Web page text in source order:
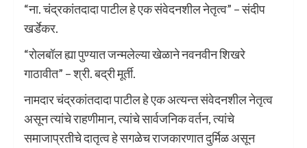
“ना. चंद्रकांतदादा पाटील हे एक संवेदनशील नेतृत्व” – संदीप
खर्डेकर.
“रोलबॉल ह्या पुण्यात जन्मलेल्या खेळाने नवनवीन शिखरे
गाठावीत” – श्री. बद्री मूर्ती.
नामदार चंद्रकांतदादा पाटील हे एक अत्यन्त संवेदनशील नेतृत्व
असून त्यांचे राहणीमान, त्यांचे सार्वजनिक वर्तन, त्यांचे
समाजाप्रतीचे दातृत्व हे सगळेच राजकारणात दुर्मिळ असून